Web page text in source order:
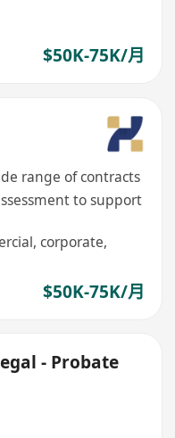
$50K-75K/月
range of contracts
to support
corporate,
$50K-75K/月
- Probate